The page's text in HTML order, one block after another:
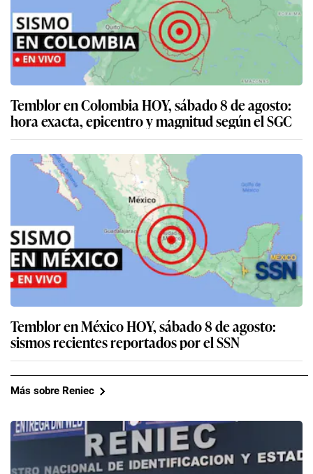
Temblor en Colombia HOY, sábado 8 de agosto:
hora exacta, epicentro y magnitud según el SGC
Temblor en México HOY, sábado 8 de agosto:
sismos recientes reportados por el SSN
Más sobre Reniec